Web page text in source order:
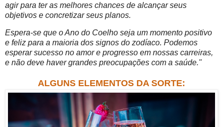
agir para ter as melhores chances de alcançar seus
objetivos e concretizar seus planos.
Espera-se que o Ano do Coelho seja um momento positivo
e feliz para a maioria dos signos do zodíaco. Podemos
esperar sucesso no amor e progresso em nossas carreiras,
e não deve haver grandes preocupações com a saúde."
ALGUNS ELEMENTOS DA SORTE: